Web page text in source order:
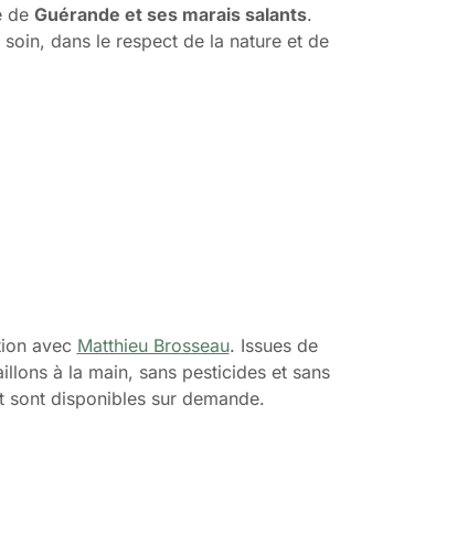
de Guérande et ses marais salants.
dans le respect de la nature et de
avec Matthieu Brosseau. Issues de
à la main, sans pesticides et sans
disponibles sur demande.